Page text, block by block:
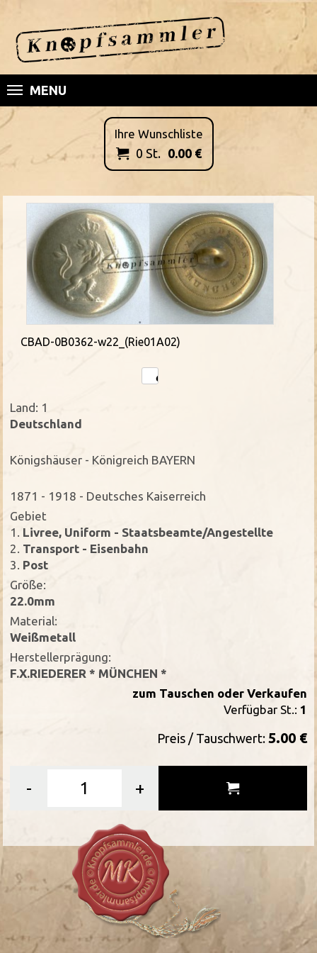
MENU
Ihre Wunschliste
 0 St. 0.00€
CBAD-0B0362-w22_(Rie01A02)
Land: 1
Deutschland
Königshäuser - Königreich BAYERN
1871 - 1918 - Deutsches Kaiserreich
Gebiet
1. Livree, Uniform - Staatsbeamte/Angestellte
2. Transport - Eisenbahn
3. Post
Größe:
22.0mm
Material:
Weißmetall
Herstellerprägung:
F.X.RIEDERER * MÜNCHEN *
zum Tauschen oder Verkaufen
Verfügbar St.: 1
Preis / Tauschwert: 5.00 €
- +